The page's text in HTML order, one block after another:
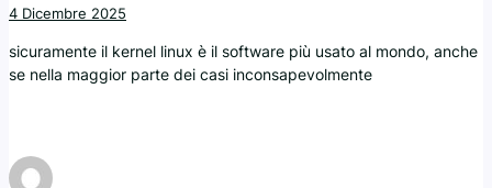
4 Dicembre 2025
sicuramente il kernel linux è il software più usato al mondo, anche
se nella maggior parte dei casi inconsapevolmente